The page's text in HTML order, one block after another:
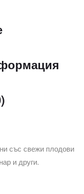
със свежи плодови
и други.